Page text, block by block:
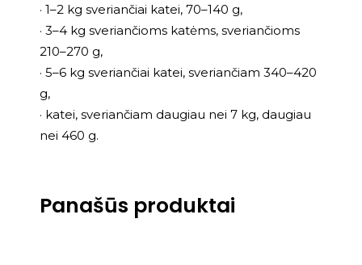
· 1–2 kg sveriančiai katei, 70–140 g,
· 3–4 kg sveriančioms katėms, sveriančioms
210–270 g,
· 5–6 kg sveriančiai katei, sveriančiam 340–420
g,
· katei, sveriančiam daugiau nei 7 kg, daugiau
nei 460 g.
Panašūs produktai